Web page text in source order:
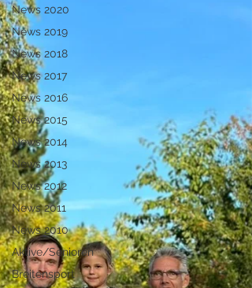
News 2020
News 2019
News 2018
News 2017
News 2016
News 2015
News 2014
News 2013
News 2012
News 2011
News 2010
Aktive/Senioren
Breitensport